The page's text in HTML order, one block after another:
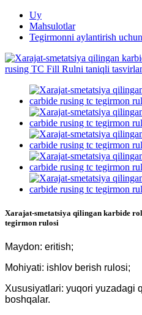
Uy
Mahsulotlar
Tegirmonni aylantirish
Xarajat-smetatsiya qilingan karbide
tegirmon rulosi
Maydon: eritish;
Mohiyati: ishlov berish rulosi;
Xususiyatlari: yuqori yuzadagi
boshqalar.